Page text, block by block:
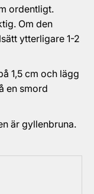
ordentligt.
Om den
ytterligare 1-2
1,5 cm och lägg
en smord
är gyllenbruna.